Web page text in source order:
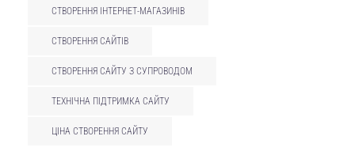
СТВОРЕННЯ ІНТЕРНЕТ-МАГАЗИНІВ
СТВОРЕННЯ САЙТІВ
СТВОРЕННЯ САЙТУ З СУПРОВОДОМ
ТЕХНІЧНА ПІДТРИМКА САЙТУ
ЦІНА СТВОРЕННЯ САЙТУ